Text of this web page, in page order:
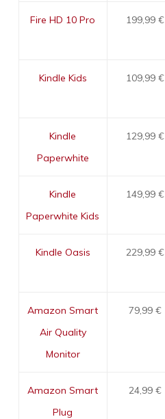
Fire HD 10 Pro 199,99 €
Kindle Kids 109,99 €
Kindle
Paperwhite
129,99 €
Kindle
Paperwhite Kids
149,99 €
Kindle Oasis 229,99 €
Amazon Smart
Air Quality
Monitor
79,99 €
Amazon Smart
Plug
24,99 €